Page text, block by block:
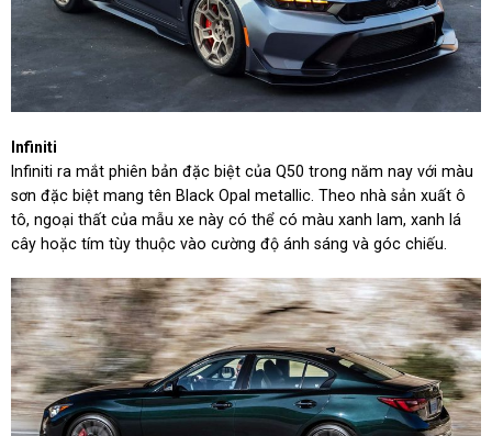
Infiniti
Infiniti ra mắt phiên bản đặc biệt của Q50 trong năm nay với màu
sơn đặc biệt mang tên Black Opal metallic. Theo nhà sản xuất ô
tô, ngoại thất của mẫu xe này có thể có màu xanh lam, xanh lá
cây hoặc tím tùy thuộc vào cường độ ánh sáng và góc chiếu.